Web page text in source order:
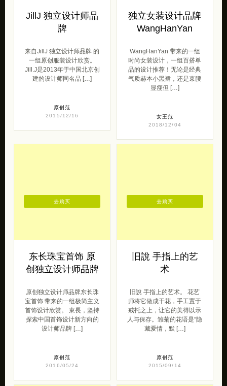
JillJ 独立设计师品
牌
来自JillJ 独立设计师品牌 的
一组原创服装设计欣赏。
Jill.J是2013年于中国北京创
建的设计师同名品 […]
原创范
2015/12/16
独立女装设计品牌
WangHanYan
WangHanYan 带来的一组
时尚女装设计，一组百搭单
品的设计推荐！无论是经典
气质赫本小黑裙，还是束腰
显瘦但 […]
女王范
2018/12/04
东长珠宝首饰 原
创独立设计师品牌
原创独立设计师品牌东长珠
宝首饰 带来的一组极简主义
首饰设计欣赏。 東長，坚持
探索中国首饰设计新方向的
设计师品牌 […]
原创范
2016/05/24
去购买
旧說 手指上的艺
术
旧說 手指上的艺术。 花艺
师将它做成干花，手工置于
戒托之上，让它的美得以示
人与保存。雏菊的花语是“隐
藏爱情，默 […]
原创范
2015/09/14
去购买